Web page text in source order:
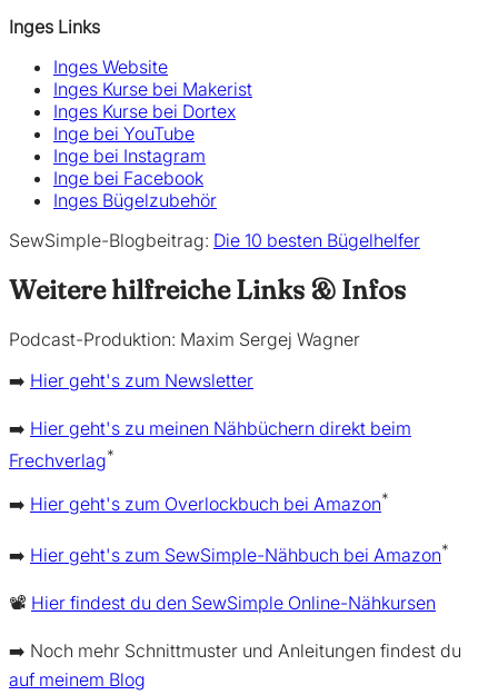
Inges Links
Inges Website
Inges Kurse bei Makerist
Inges Kurse bei Dortex
Inge bei YouTube
Inge bei Instagram
Inge bei Facebook
Inges Bügelzubehör
SewSimple-Blogbeitrag: Die 10 besten Bügelhelfer
Weitere hilfreiche Links & Infos
Podcast-Produktion: Maxim Sergej Wagner
➡️ Hier geht's zum Newsletter
➡️ Hier geht's zu meinen Nähbüchern direkt beim
Frechverlag*
➡️ Hier geht's zum Overlockbuch bei Amazon*
➡️ Hier geht's zum SewSimple-Nähbuch bei Amazon*
📽️ Hier findest du den SewSimple Online-Nähkursen
➡️ Noch mehr Schnittmuster und Anleitungen findest du
auf meinem Blog